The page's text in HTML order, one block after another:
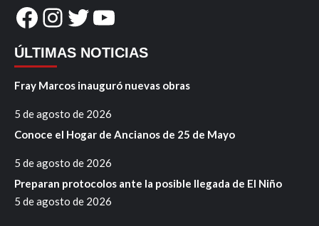
Facebook
Instagram
Twitter
YouTube
ÚLTIMAS NOTICIAS
Fray Marcos inauguró nuevas obras
5 de agosto de 2026
Conoce el Hogar de Ancianos de 25 de Mayo
5 de agosto de 2026
Preparan protocolos ante la posible llegada de El Niño
5 de agosto de 2026